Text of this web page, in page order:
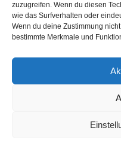
zuzugreifen. Wenn du diesen
wie das Surfverhalten oder
Wenn du deine Zustimmung
bestimmte Merkmale und
Privacy
Wholesale